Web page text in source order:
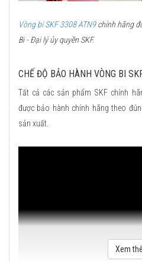
Vòng bi SKF 3308 ATN9chính hãng
Bi - Đại lý ủy quyền SKF.
CHẾ ĐỘ BẢO HÀNH VÒNG BI
Tất cả các sản phẩm SKF chính
được bảo hành chính hãng theo
sản xuất.
Xem